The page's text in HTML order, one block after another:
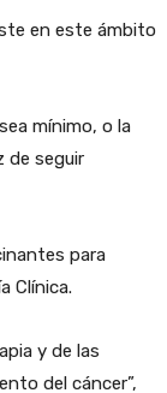
en este ámbito
mínimo, o la
de seguir
para
Clínica.
y de las
del cáncer”,